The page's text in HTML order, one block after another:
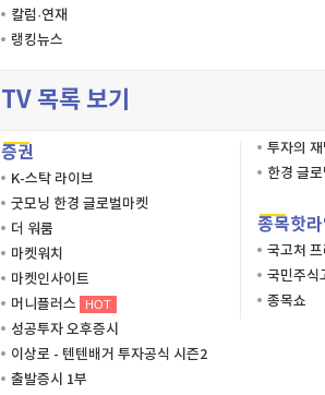
칼럼·연재
랭킹뉴스
TV 목록 보기
증권
K-스탁 라이브
굿모닝 한경 글로벌마켓
더 워룸
마켓워치
마켓인사이트
머니플러스
HOT
성공투자 오후증시
이상로 - 텐텐배거 투자공식 시즌2
출발증시 1부
투자의
한경 글
종목핫
국고처
국민주식
종목쇼